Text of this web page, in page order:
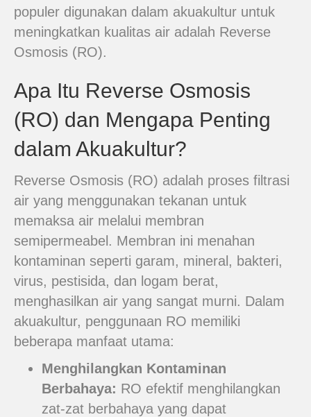
populer digunakan dalam akuakultur untuk
meningkatkan kualitas air adalah Reverse
Osmosis (RO).
Apa Itu Reverse Osmosis
(RO) dan Mengapa Penting
dalam Akuakultur?
Reverse Osmosis (RO) adalah proses filtrasi
air yang menggunakan tekanan untuk
memaksa air melalui membran
semipermeabel. Membran ini menahan
kontaminan seperti garam, mineral, bakteri,
virus, pestisida, dan logam berat,
menghasilkan air yang sangat murni. Dalam
akuakultur, penggunaan RO memiliki
beberapa manfaat utama:
Menghilangkan Kontaminan
Berbahaya: RO efektif menghilangkan
zat-zat berbahaya yang dapat